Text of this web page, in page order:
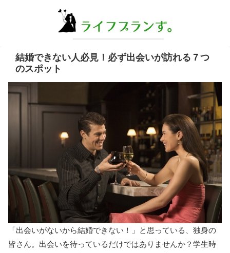
結婚できない人必見！必ず出会いが訪れる７つ
のスポット
「出会いがないから結婚できない！」と思っている、独身の
皆さん。出会いを待っているだけではありませんか？学生時